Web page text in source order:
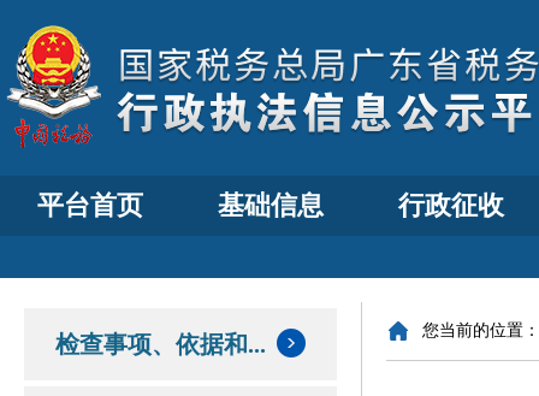
平台首页 基础信息 行政征收
检查事项、依据和...
您当前的位置